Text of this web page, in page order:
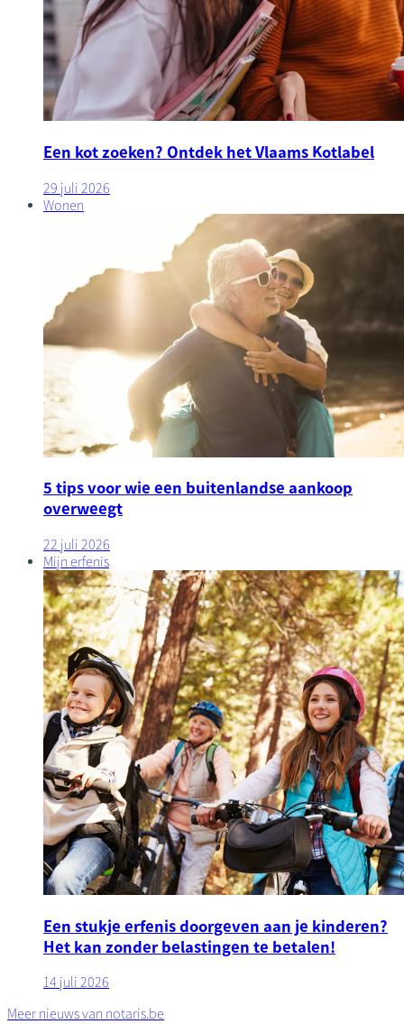
Een kot zoeken? Ontdek het Vlaams Kotlabel
29 juli 2026
Wonen
5 tips voor wie een buitenlandse aankoop
overweegt
22 juli 2026
Mijn erfenis
Een stukje erfenis doorgeven aan je kinderen?
Het kan zonder belastingen te betalen!
14 juli 2026
Meer nieuws van notaris.be